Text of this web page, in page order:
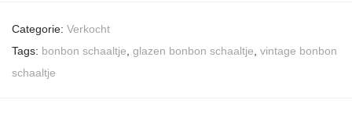
Categorie: Verkocht
Tags: bonbon schaaltje glazen bonbon schaaltje vintage bonbon
schaaltje